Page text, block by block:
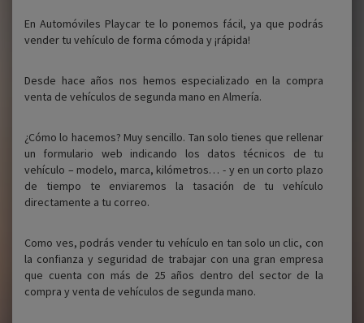
En Automóviles Playcar te lo ponemos fácil, ya que podrás
vender tu vehículo de forma cómoda y ¡rápida!
Desde hace años nos hemos especializado en la compra
venta de vehículos de segunda mano en Almería.
¿Cómo lo hacemos? Muy sencillo. Tan solo tienes que rellenar
un formulario web indicando los datos técnicos de tu
vehículo – modelo, marca, kilómetros… - y en un corto plazo
de tiempo te enviaremos la tasación de tu vehículo
directamente a tu correo.
Como ves, podrás vender tu vehículo en tan solo un clic, con
la confianza y seguridad de trabajar con una gran empresa
que cuenta con más de 25 años dentro del sector de la
compra y venta de vehículos de segunda mano.